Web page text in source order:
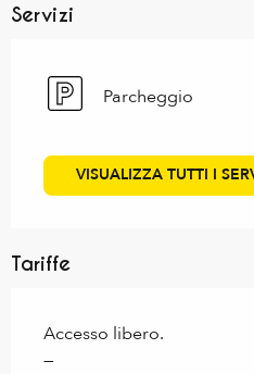
Servizi
Parcheggio
VISUALIZZA TUTTI I
Tariffe
Accesso libero.
—